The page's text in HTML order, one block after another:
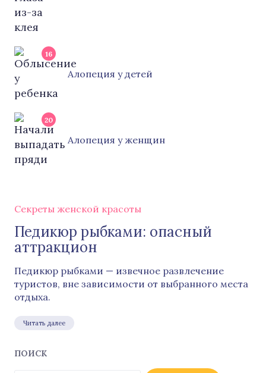
16
Алопеция у детей
20
Алопеция у женщин
Секреты женской красоты
Педикюр рыбками: опасный
аттракцион
Педикюр рыбками — извечное развлечение
туристов, вне зависимости от выбранного места
отдыха.
Читать далее
ПОИСК